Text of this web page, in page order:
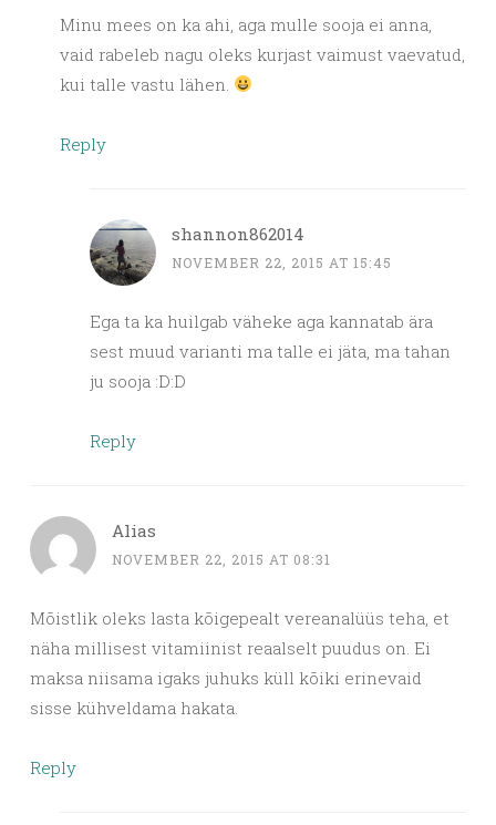
Minu mees on ka ahi, aga mulle sooja ei anna,
vaid rabeleb nagu oleks kurjast vaimust vaevatud,
kui talle vastu lähen.
Reply
shannon862014
NOVEMBER 22, 2015 AT 15:45
Ega ta ka huilgab väheke aga kannatab ära
sest muud varianti ma talle ei jäta, ma tahan
ju sooja :D:D
Reply
Alias
NOVEMBER 22, 2015 AT 08:31
Mõistlik oleks lasta kõigepealt vereanalüüs teha, et
näha millisest vitamiinist reaalselt puudus on. Ei
maksa niisama igaks juhuks küll kõiki erinevaid
sisse kühveldama hakata.
Reply